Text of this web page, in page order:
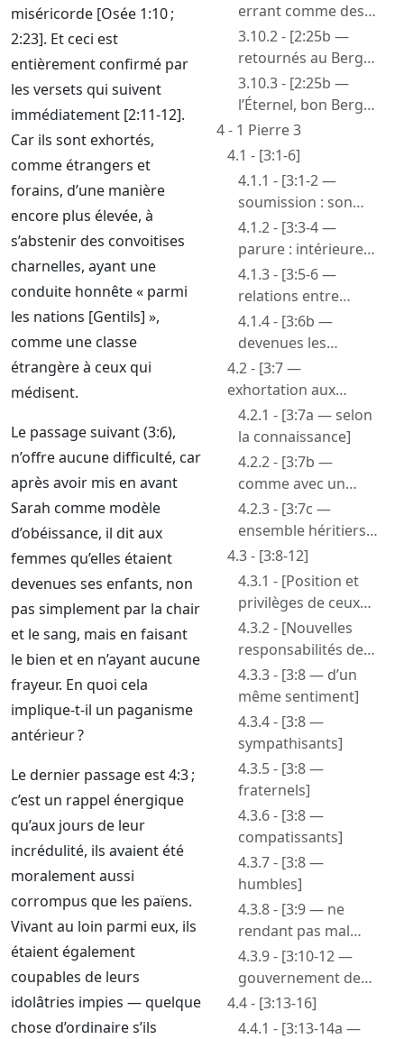
miséricorde [Osée 1:10 ;
2:23]. Et ceci est
entièrement confirmé par
les versets qui suivent
immédiatement [2:11-12].
Car ils sont exhortés,
comme étrangers et
forains, d’une manière
encore plus élevée, à
s’abstenir des convoitises
charnelles, ayant une
conduite honnête « parmi
les nations [Gentils] »,
comme une classe
étrangère à ceux qui
médisent.
Le passage suivant (3:6),
n’offre aucune difficulté, car
après avoir mis en avant
Sarah comme modèle
d’obéissance, il dit aux
femmes qu’elles étaient
devenues ses enfants, non
pas simplement par la chair
et le sang, mais en faisant
le bien et en n’ayant aucune
frayeur. En quoi cela
implique-t-il un paganisme
antérieur ?
Le dernier passage est 4:3 ;
c’est un rappel énergique
qu’aux jours de leur
incrédulité, ils avaient été
moralement aussi
corrompus que les païens.
Vivant au loin parmi eux, ils
étaient également
coupables de leurs
idolâtries impies — quelque
chose d’ordinaire s’ils
errant comme des
brebis]
3.10.2 - [2:25b —
retournés au Berger
et au Surveillant de
leurs âmes]
3.10.3 - [2:25b —
l’Éternel, bon Berger,
remplaçant les
mauvais bergers]
4 - 1 Pierre 3
4.1 - [3:1-6]
4.1.1 - [3:1-2 —
soumission : son
effet pour gagner
les cœurs]
4.1.2 - [3:3-4 —
parure : intérieure
ou extérieure]
4.1.3 - [3:5-6 —
relations entre
épouse et mari
chrétiens]
4.1.4 - [3:6b —
devenues les
enfants de Sara… ne
craignant aucune
frayeur]
4.2 - [3:7 —
exhortation aux
maris]
4.2.1 - [3:7a — selon
la connaissance]
4.2.2 - [3:7b —
comme avec un
vase plus faible,
féminin, leur
portant honneur]
4.2.3 - [3:7c —
ensemble héritiers
de la grâce de la vie]
4.3 - [3:8-12]
4.3.1 - [Position et
privilèges de ceux
qui sont à Christ]
4.3.2 - [Nouvelles
responsabilités de
ceux qui sont à
Christ]
4.3.3 - [3:8 — d’un
même sentiment]
4.3.4 - [3:8 —
sympathisants]
4.3.5 - [3:8 —
fraternels]
4.3.6 - [3:8 —
compatissants]
4.3.7 - [3:8 —
humbles]
4.3.8 - [3:9 — ne
rendant pas mal
pour mal ou
outrage pour
outrage]
4.3.9 - [3:10-12 —
gouvernement de
Dieu envers les
saints]
4.4 - [3:13-16]
4.4.1 - [3:13-14a —